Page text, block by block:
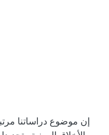
إن موضوع دراساتنا